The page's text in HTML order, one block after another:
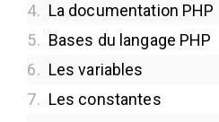
4. La documentation PHP
5. Bases du langage PHP
6. Les variables
7. Les constantes